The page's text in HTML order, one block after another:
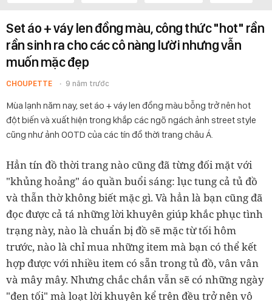
Set áo + váy len đồng màu, công thức "hot" rần
rần sinh ra cho các cô nàng lười nhưng vẫn
muốn mặc đẹp
CHOUPETTE 9 năm trước
Mùa lạnh năm nay, set áo + váy len đồng màu bỗng trở nên hot
đột biến và xuất hiện trong khắp các ngõ ngách ảnh street style
cũng như ảnh OOTD của các tín đồ thời trang châu Á.
Hẳn tín đồ thời trang nào cũng đã từng đối mặt với
"khủng hoảng" áo quần buổi sáng: lục tung cả tủ đồ
và thẫn thờ không biết mặc gì. Và hẳn là bạn cũng đã
đọc được cả tá những lời khuyên giúp khắc phục tình
trạng này, nào là chuẩn bị đồ sẽ mặc từ tối hôm
trước, nào là chỉ mua những item mà bạn có thể kết
hợp được với nhiều item có sẵn trong tủ đồ, vân vân
và mây mây. Nhưng chắc chắn vẫn sẽ có những ngày
"đen tối" mà loạt lời khuyên kể trên đều trở nên vô